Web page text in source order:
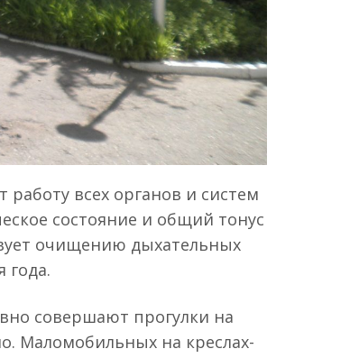
всех органов и систем
состояние и общий тонус
очищению дыхательных
года.
совершают прогулки на
Маломобильных на креслах-